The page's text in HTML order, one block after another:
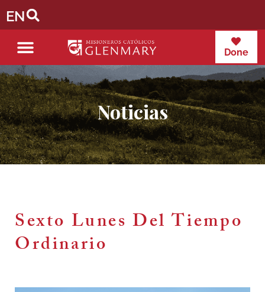
EN
Done
Noticias
Sexto Lunes Del Tiempo
Ordinario